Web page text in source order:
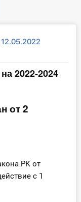
12.05.2022
2022-2024
от 2
РК от
с 1